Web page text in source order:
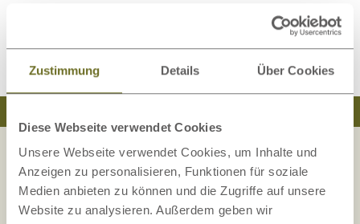
Zustimmung Details Über Cookies
Diese Webseite verwendet Cookies
Unsere Webseite verwendet Cookies, um Inhalte und
Anzeigen zu personalisieren, Funktionen für soziale
Medien anbieten zu können und die Zugriffe auf unsere
Website zu analysieren. Außerdem geben wir
Ihre Sicherheit liegt uns am Herzen!